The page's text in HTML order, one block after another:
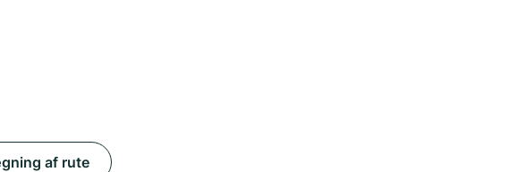
af rute